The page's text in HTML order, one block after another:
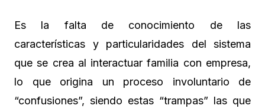
Es la falta de conocimiento de las
características y particularidades del sistema
que se crea al interactuar familia con empresa,
lo que origina un proceso involuntario de
“confusiones”, siendo estas “trampas” las que